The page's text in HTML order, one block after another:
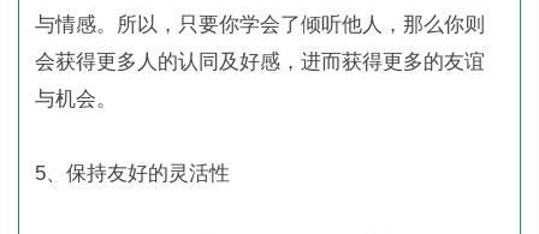
与情感。所以，只要你学会了倾听他人，那么你则
会获得更多人的认同及好感，进而获得更多的友谊
与机会。
5、保持友好的灵活性